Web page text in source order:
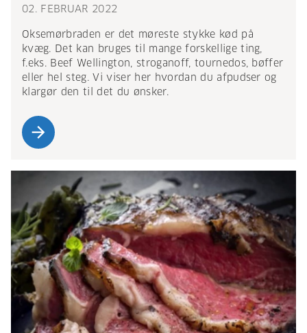
02. FEBRUAR 2022
Oksemørbraden er det møreste stykke kød på
kvæg. Det kan bruges til mange forskellige ting,
f.eks. Beef Wellington, stroganoff, tournedos, bøffer
eller hel steg. Vi viser her hvordan du afpudser og
klargør den til det du ønsker.
arrow_forward